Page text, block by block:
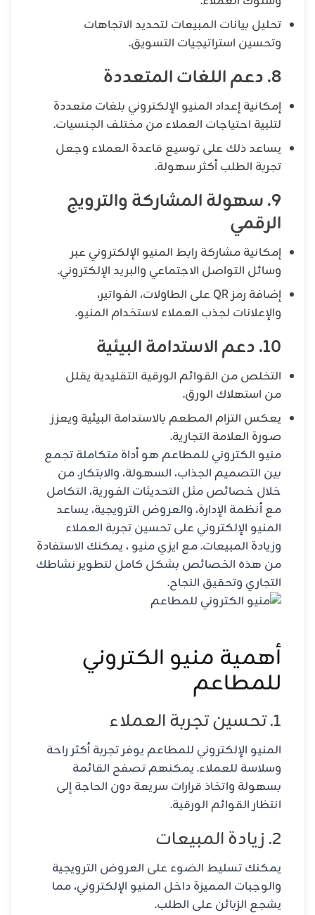
تحليل بيانات المبيعات لتحديد الاتجاهات
وتحسين استراتيجيات التسويق.
8. دعم اللغات المتعددة
إمكانية إعداد المنيو الإلكتروني بلغات متعددة
لتلبية احتياجات العملاء من مختلف الجنسيات.
يساعد ذلك على توسيع قاعدة العملاء وجعل
تجربة الطلب أكثر سهولة.
9. سهولة المشاركة والترويج
الرقمي
إمكانية مشاركة رابط المنيو الإلكتروني عبر
وسائل التواصل الاجتماعي والبريد الإلكتروني.
إضافة رمز QR على الطاولات، الفواتير،
والإعلانات لجذب العملاء لاستخدام المنيو.
10. دعم الاستدامة البيئية
التخلص من القوائم الورقية التقليدية يقلل
من استهلاك الورق.
يعكس التزام المطعم بالاستدامة البيئية ويعزز
صورة العلامة التجارية.
منيو الكتروني للمطاعم هو أداة متكاملة تجمع
بين التصميم الجذاب، السهولة، والابتكار. من
خلال خصائص مثل التحديثات الفورية، التكامل
مع أنظمة الإدارة، والعروض الترويجية، يساعد
المنيو الإلكتروني على تحسين تجربة العملاء
وزيادة المبيعات. مع ايزي منيو ، يمكنك الاستفادة
من هذه الخصائص بشكل كامل لتطوير نشاطك
التجاري وتحقيق النجاح.
أهمية منيو الكتروني
للمطاعم
1. تحسين تجربة العملاء
المنيو الإلكتروني للمطاعم يوفر تجربة أكثر راحة
وسلاسة للعملاء. يمكنهم تصفح القائمة
بسهولة واتخاذ قرارات سريعة دون الحاجة إلى
انتظار القوائم الورقية.
2. زيادة المبيعات
يمكنك تسليط الضوء على العروض الترويجية
والوجبات المميزة داخل المنيو الإلكتروني، مما
يشجع الزبائن على الطلب.